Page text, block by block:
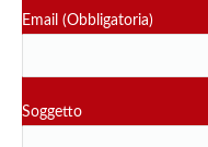
Email (Obbligatoria)
Soggetto